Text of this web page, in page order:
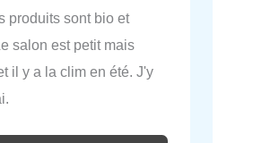
produits sont bio et
salon est petit mais
il y a la clim en été. J'y